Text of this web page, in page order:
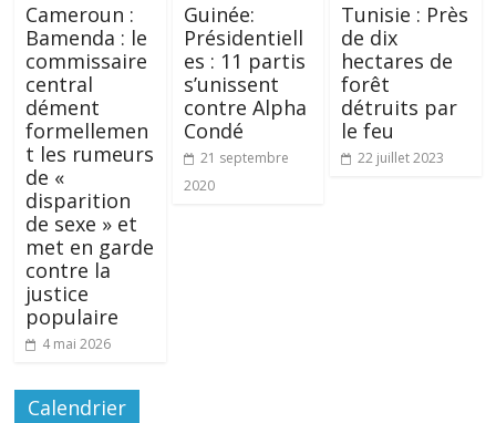
Cameroun :
Bamenda : le
commissaire
central
dément
formellemen
t les rumeurs
de «
disparition
de sexe » et
met en garde
contre la
justice
populaire
4 mai 2026
Guinée:
Présidentiell
es : 11 partis
s’unissent
contre Alpha
Condé
21 septembre
2020
Tunisie : Près
de dix
hectares de
forêt
détruits par
le feu
22 juillet 2023
Calendrier